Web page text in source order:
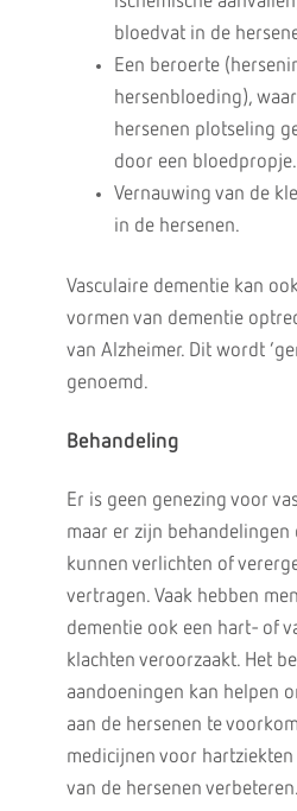
bloedvat in de
Een beroerte
hersenbloeding),
hersenen plotseling
door een bloedpropje.
Vernauwing van de
in de hersenen.
Vasculaire dementie kan
vormen van dementie
van Alzheimer. Dit wordt
genoemd.
Behandeling
Er is geen genezing voor
maar er zijn behandelingen
kunnen verlichten of
vertragen. Vaak hebben
dementie ook een hart- of
klachten veroorzaakt. Het
aandoeningen kan helpen
aan de hersenen te
medicijnen voor
van de hersenen